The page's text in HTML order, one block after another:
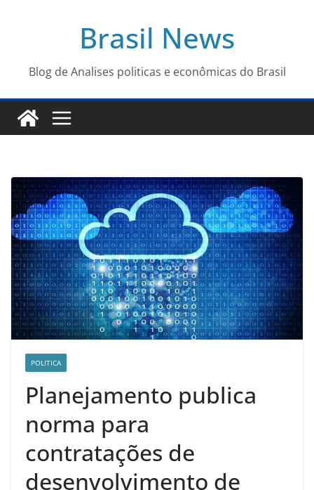
conteúdo
Brasil News
Blog de Analises politicas e econômicas do Brasil
POLITICA
Planejamento publica
norma para
contratações de
desenvolvimento de